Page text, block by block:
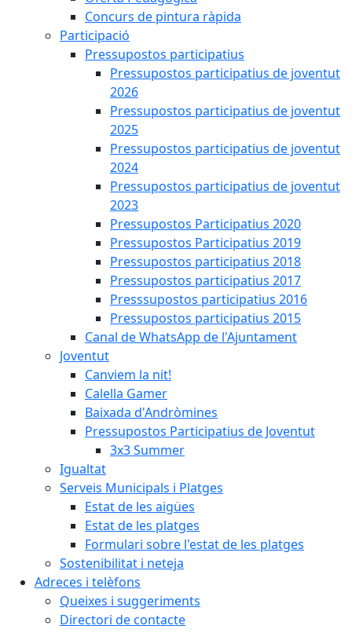
Concurs de pintura ràpida
Participació
Pressupostos participatius
Pressupostos participatius de joventut
2026
Pressupostos participatius de joventut
2025
Pressupostos participatius de joventut
2024
Pressupostos participatius de joventut
2023
Pressupostos Participatius 2020
Pressupostos Participatius 2019
Pressupostos participatius 2018
Pressupostos participatius 2017
Presssupostos participatius 2016
Pressupostos participatius 2015
Canal de WhatsApp de l'Ajuntament
Joventut
Canviem la nit!
Calella Gamer
Baixada d'Andròmines
Pressupostos Participatius de Joventut
3x3 Summer
Igualtat
Serveis Municipals i Platges
Estat de les aigües
Estat de les platges
Formulari sobre l'estat de les platges
Sostenibilitat i neteja
Adreces i telèfons
Queixes i suggeriments
Directori de contacte